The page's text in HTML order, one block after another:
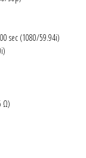
sec (1080/59.94i)
Ω)